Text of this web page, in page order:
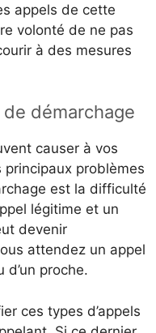
appels de cette
volonté de ne pas
à des mesures
démarchage
causer à vos
principaux problèmes
est la difficulté
légitime et un
devenir
attendez un appel
d’un proche.
ces types d’appels